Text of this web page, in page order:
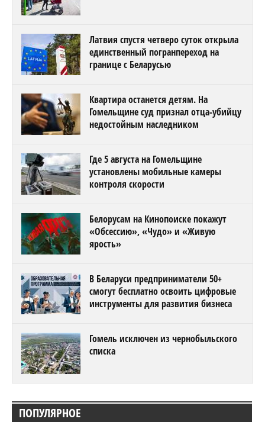
Латвия спустя четверо суток открыла
единственный погранпереход на
границе с Беларусью
Квартира останется детям. На
Гомельщине суд признал отца-убийцу
недостойным наследником
Где 5 августа на Гомельщине
установлены мобильные камеры
контроля скорости
Белорусам на Кинопоиске покажут
«Обсессию», «Чудо» и «Живую
ярость»
В Беларуси предприниматели 50+
смогут бесплатно освоить цифровые
инструменты для развития бизнеса
Гомель исключен из чернобыльского
списка
ПОПУЛЯРНОЕ